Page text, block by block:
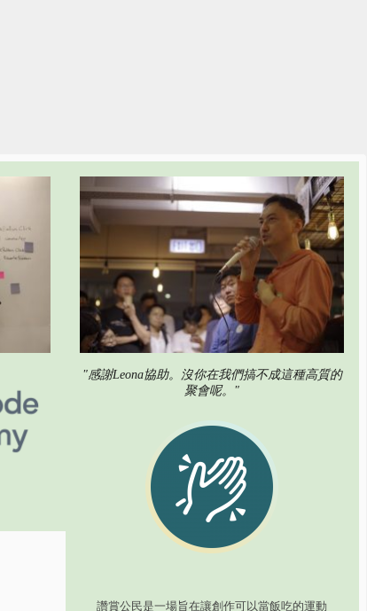
"感謝Leona協助。沒你在我們搞不成這種高質的
聚會呢。"
讚賞公民是一場旨在讓創作可以當飯吃的運動